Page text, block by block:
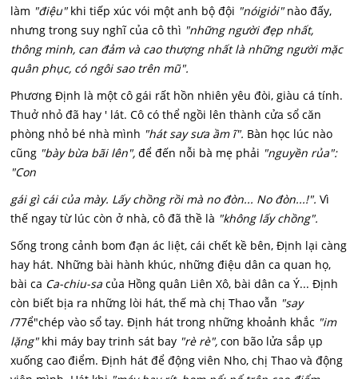
làm "điệu"khi tiếp xúc vói một anh bộ đội "nóigiỏi"nào đấy,
nhưng trong suy nghĩ của cô thì "những người đẹp nhất,
thông minh, can đảm và cao thượng nhất là những người mặc
quân phục, có ngôi sao trên mũ".
Phương Định là một cô gái rất hồn nhiên yêu đòi, giàu cá tính.
Thuở nhỏ đã hay ' lát. Cô có thể ngồi lên thành cửa sổ căn
phòng nhỏ bé nhà mình "hát say sưa ầm ĩ". Bàn học lúc nào
cũng "bày bừa bãi lên", để đến nỗi bà mẹ phải "nguyền rủa":
"Con
gái gì cái của mày. Lấy chồng rồi mà no đòn... No đòn...!". Vì
thế ngay từ lúc còn ở nhà, cô đã thề là "không lấy chồng".
Sống trong cảnh bom đạn ác liệt, cái chết kề bên, Định lại càng
hay hát. Những bài hành khúc, những điệu dân ca quan họ,
bài ca Ca-chiu-sa của Hồng quân Liên Xô, bài dân ca Ý... Định
còn biết bịa ra những lòi hát, thế mà chị Thao vẫn "say
/77ể"chép vào sổ tay. Định hát trong những khoảnh khắc "im
lặng"khi máy bay trinh sát bay "rè rè", con bão lửa sắp ụp
xuống cao điểm. Định hát để động viên Nho, chị Thao và động